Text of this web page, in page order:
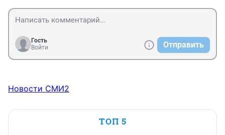
Гость
Войти
Отправить
Новости СМИ2
ТОП 5